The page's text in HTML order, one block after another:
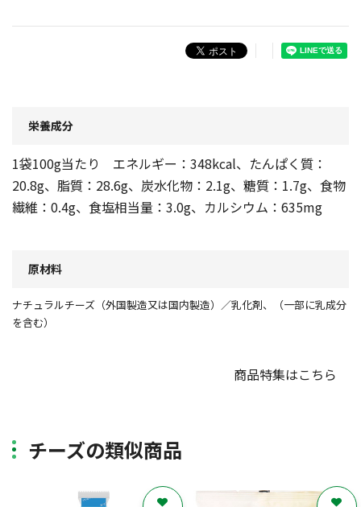
栄養成分
1袋100g当たり エネルギー：348kcal、たんぱく質：
20.8g、脂質：28.6g、炭水化物：2.1g、糖質：1.7g、食物
繊維：0.4g、食塩相当量：3.0g、カルシウム：635mg
原材料
ナチュラルチーズ（外国製造又は国内製造）／乳化剤、（一部に乳成分
を含む）
商品特集はこちら
チーズの類似商品